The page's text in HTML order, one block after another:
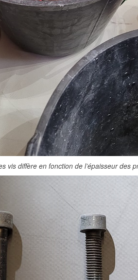
vis diffère en fonction de l’épaisseur des